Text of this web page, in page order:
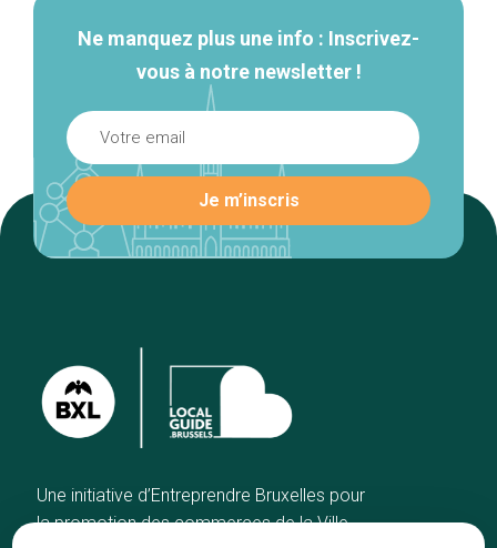
Ne manquez plus une info : Inscrivez-
vous à notre newsletter !
Une initiative d’Entreprendre Bruxelles pour
la promotion des commerces de la Ville